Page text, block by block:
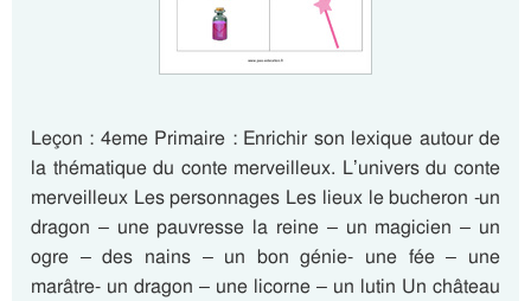
Leçon : 4eme Primaire : Enrichir son lexique autour de
la thématique du conte merveilleux. L’univers du conte
merveilleux Les personnages Les lieux le bucheron -un
dragon – une pauvresse la reine – un magicien – un
ogre – des nains – un bon génie- une fée – une
marâtre- un dragon – une licorne – un lutin Un château